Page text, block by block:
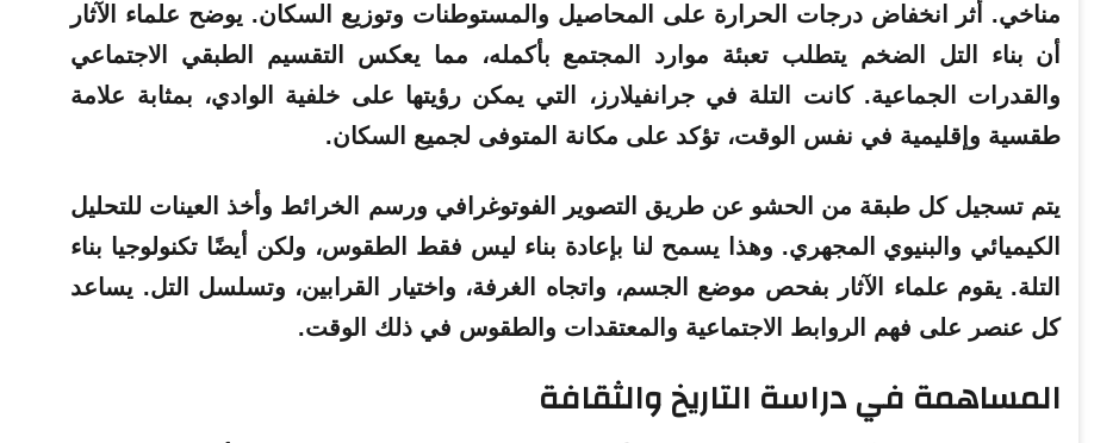
مناخي. أثر انخفاض درجات الحرارة على المحاصيل والمستوطنات وتوزيع السكان. يوضح علماء الآثار
أن بناء التل الضخم يتطلب تعبئة موارد المجتمع بأكمله، مما يعكس التقسيم الطبقي الاجتماعي
والقدرات الجماعية. كانت التلة في جرانفيلارز، التي يمكن رؤيتها على خلفية الوادي، بمثابة علامة
طقسية وإقليمية في نفس الوقت، تؤكد على مكانة المتوفى لجميع السكان.
يتم تسجيل كل طبقة من الحشو عن طريق التصوير الفوتوغرافي ورسم الخرائط وأخذ العينات للتحليل
الكيميائي والبنيوي المجهري. وهذا يسمح لنا بإعادة بناء ليس فقط الطقوس، ولكن أيضًا تكنولوجيا بناء
التلة. يقوم علماء الآثار بفحص موضع الجسم، واتجاه الغرفة، واختيار القرابين، وتسلسل التل. يساعد
كل عنصر على فهم الروابط الاجتماعية والمعتقدات والطقوس في ذلك الوقت.
المساهمة في دراسة التاريخ والثقافة